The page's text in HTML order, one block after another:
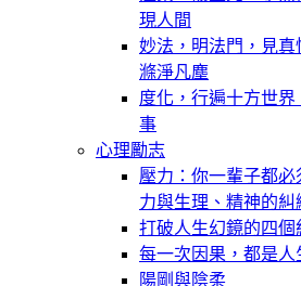
現人間
妙法，明法門，見
滌淨凡塵
度化，行遍十方世
事
心理勵志
壓力：你一輩子都
力與生理、精神的糾
打破人生幻鏡的四個
每一次因果，都是人
陽剛與陰柔